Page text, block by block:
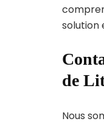
solution
de
Nous